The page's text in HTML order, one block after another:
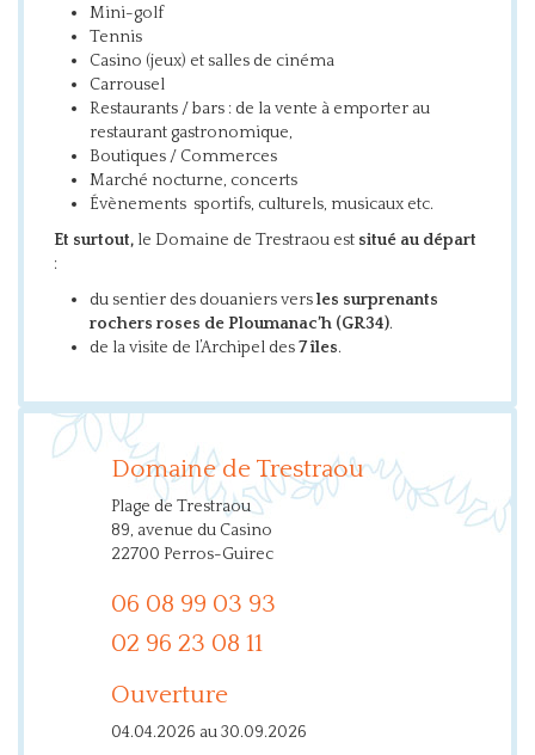
Mini-golf
Tennis
Casino (jeux) et salles de cinéma
Carrousel
Restaurants / bars : de la vente à emporter au
restaurant gastronomique,
Boutiques / Commerces
Marché nocturne, concerts
Évènements sportifs, culturels, musicaux etc.
Et surtout, le Domaine de Trestraou est situé au départ
:
du sentier des douaniers versles surprenants
rochers roses de Ploumanac’h (GR34).
de la visite de l’Archipel des7 îles.
Domaine de Trestraou
Plage de Trestraou
89, avenue du Casino
22700 Perros-Guirec
06 08 99 03 93
02 96 23 08 11
Ouverture
04.04.2026 au 30.09.2026